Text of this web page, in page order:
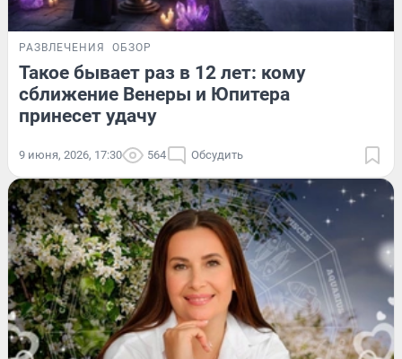
РАЗВЛЕЧЕНИЯ ОБЗОР
Такое бывает раз в 12 лет: кому
сближение Венеры и Юпитера
принесет удачу
9 июня, 2026, 17:30 564 Обсудить